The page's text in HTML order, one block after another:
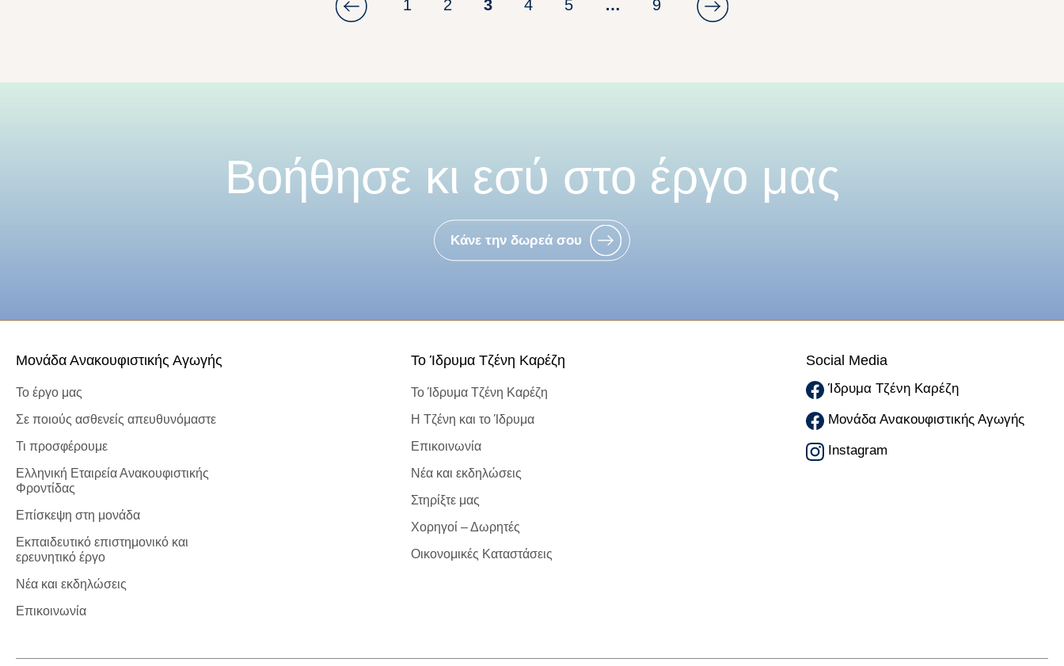
1 2 3 4 5 … 9
Βοήθησε κι εσύ στο έργο μας
Κάνε την δωρεά σου
Μονάδα Ανακουφιστικής Αγωγής
Το έργο μας
Σε ποιούς ασθενείς απευθυνόμαστε
Τι προσφέρουμε
Ελληνική Εταιρεία Ανακουφιστικής
Φροντίδας
Επίσκεψη στη μονάδα
Εκπαιδευτικό επιστημονικό και
ερευνητικό έργο
Νέα και εκδηλώσεις
Επικοινωνία
To Ίδρυμα Τζένη Καρέζη
To Ίδρυμα Τζένη Καρέζη
Η Τζένη και το Ίδρυμα
Επικοινωνία
Νέα και εκδηλώσεις
Στηρίξτε μας
Χορηγοί – Δωρητές
Οικονομικές Καταστάσεις
Social Media
Ίδρυμα Τζένη Καρέζη
Μονάδα Ανακουφιστικής Αγωγής
Instagram